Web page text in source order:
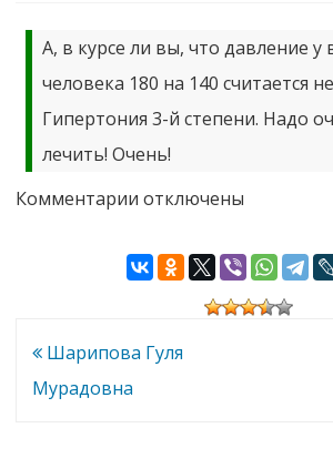
А, в курсе ли вы, что давление у
человека 180 на 140 считается
Гипертония 3-й степени. Надо
лечить! Очень!
Комментарии к
Ольга
Эдмундовна
отключены
Навигация
по
Шарипова Гуля
Мурадовна